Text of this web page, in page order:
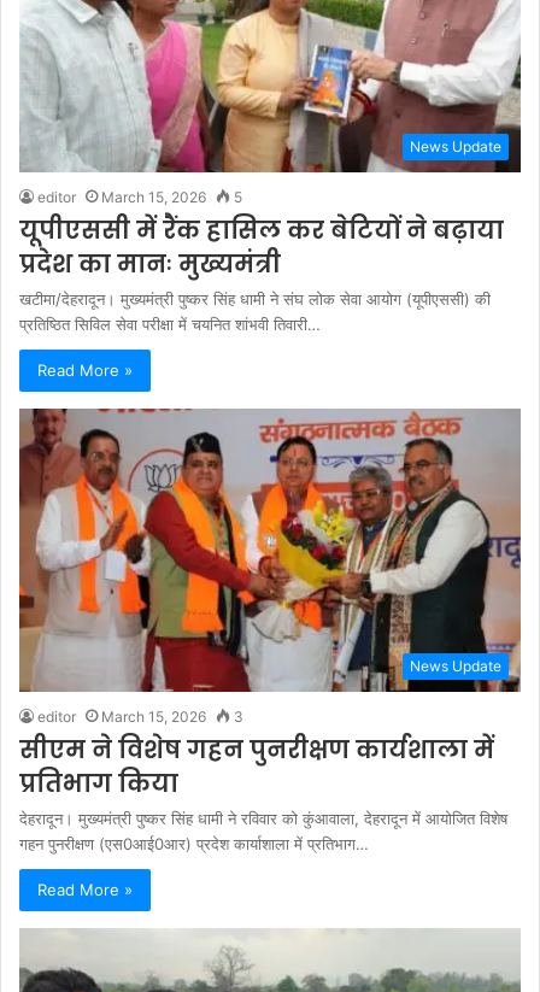
News Update
editor March 15, 2026 5
यूपीएससी में रैंक हासिल कर बेटियों ने बढ़ाया
प्रदेश का मानः मुख्यमंत्री
खटीमा/देहरादून। मुख्यमंत्री पुष्कर सिंह धामी ने संघ लोक सेवा आयोग (यूपीएससी) की
प्रतिष्ठित सिविल सेवा परीक्षा में चयनित शांभवी तिवारी…
Read More »
News Update
editor March 15, 2026 3
सीएम ने विशेष गहन पुनरीक्षण कार्यशाला में
प्रतिभाग किया
देहरादून। मुख्यमंत्री पुष्कर सिंह धामी ने रविवार को कुंआवाला, देहरादून में आयोजित विशेष
गहन पुनरीक्षण (एस0आई0आर) प्रदेश कार्याशाला में प्रतिभाग…
Read More »